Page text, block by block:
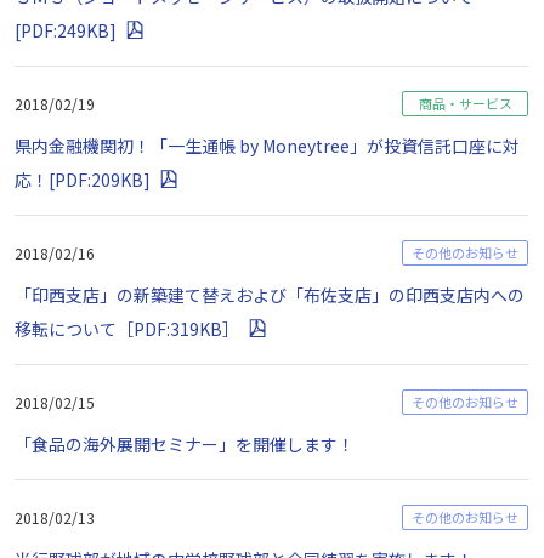
[PDF:249KB]
2018/02/19 商品・サービス
県内金融機関初！「一生通帳 by Moneytree」が投資信託口座に対
応！[PDF:209KB]
2018/02/16 その他のお知らせ
「印西支店」の新築建て替えおよび「布佐支店」の印西支店内への
移転について［PDF:319KB］
2018/02/15 その他のお知らせ
「食品の海外展開セミナー」を開催します！
2018/02/13 その他のお知らせ